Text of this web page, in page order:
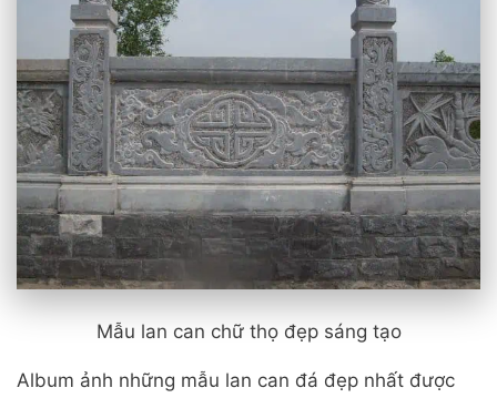
Mẫu lan can chữ thọ đẹp sáng tạo
Album ảnh những mẫu lan can đá đẹp nhất được